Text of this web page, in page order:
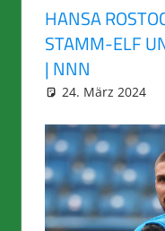
HANSA
STAMM-ELF
| NNN
24. März 2024